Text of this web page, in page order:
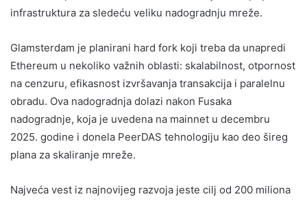
infrastruktura za sledeću veliku nadogradnju mreže.
Glamsterdam je planirani hard fork koji treba da unapredi
Ethereum u nekoliko važnih oblasti: skalabilnost, otpornost
na cenzuru, efikasnost izvršavanja transakcija i paralelnu
obradu. Ova nadogradnja dolazi nakon Fusaka
nadogradnje, koja je uvedena na mainnet u decembru
2025. godine i donela PeerDAS tehnologiju kao deo šireg
plana za skaliranje mreže.
Najveća vest iz najnovijeg razvoja jeste cilj od 200 miliona